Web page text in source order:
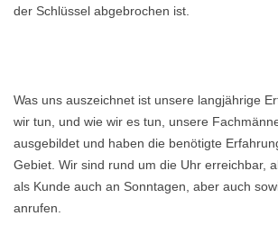
der Schlüssel abgebrochen ist.
Was uns auszeichnet ist unsere langjährige
wir tun, und wie wir es tun, unsere
ausgebildet und haben die benötigte
Gebiet. Wir sind rund um die Uhr erreichbar,
als Kunde auch an Sonntagen, aber auch
anrufen.